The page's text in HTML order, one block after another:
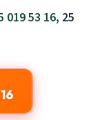
019 53 16, 25